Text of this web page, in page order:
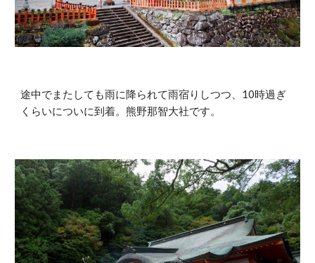
途中でまたしても雨に降られて雨宿りしつつ、10時過ぎ
くらいについに到着。熊野那智大社です。